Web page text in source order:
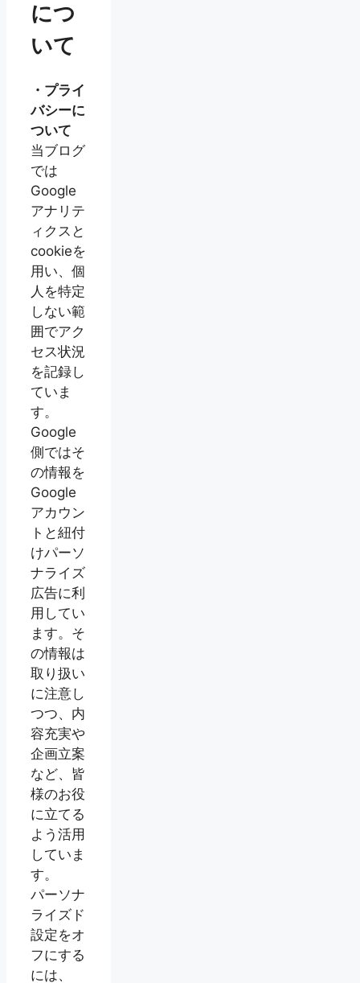
につ
いて
・プライ
バシーに
ついて
当ブログ
では
Google
アナリテ
ィクスと
cookieを
用い、個
人を特定
しない範
囲でアク
セス状況
を記録し
ていま
す。
Google
側ではそ
の情報を
Google
アカウン
トと紐付
けパーソ
ナライズ
広告に利
用してい
ます。そ
の情報は
取り扱い
に注意し
つつ、内
容充実や
企画立案
など、皆
様のお役
に立てる
よう活用
していま
す。
パーソナ
ライズド
設定をオ
フにする
には、